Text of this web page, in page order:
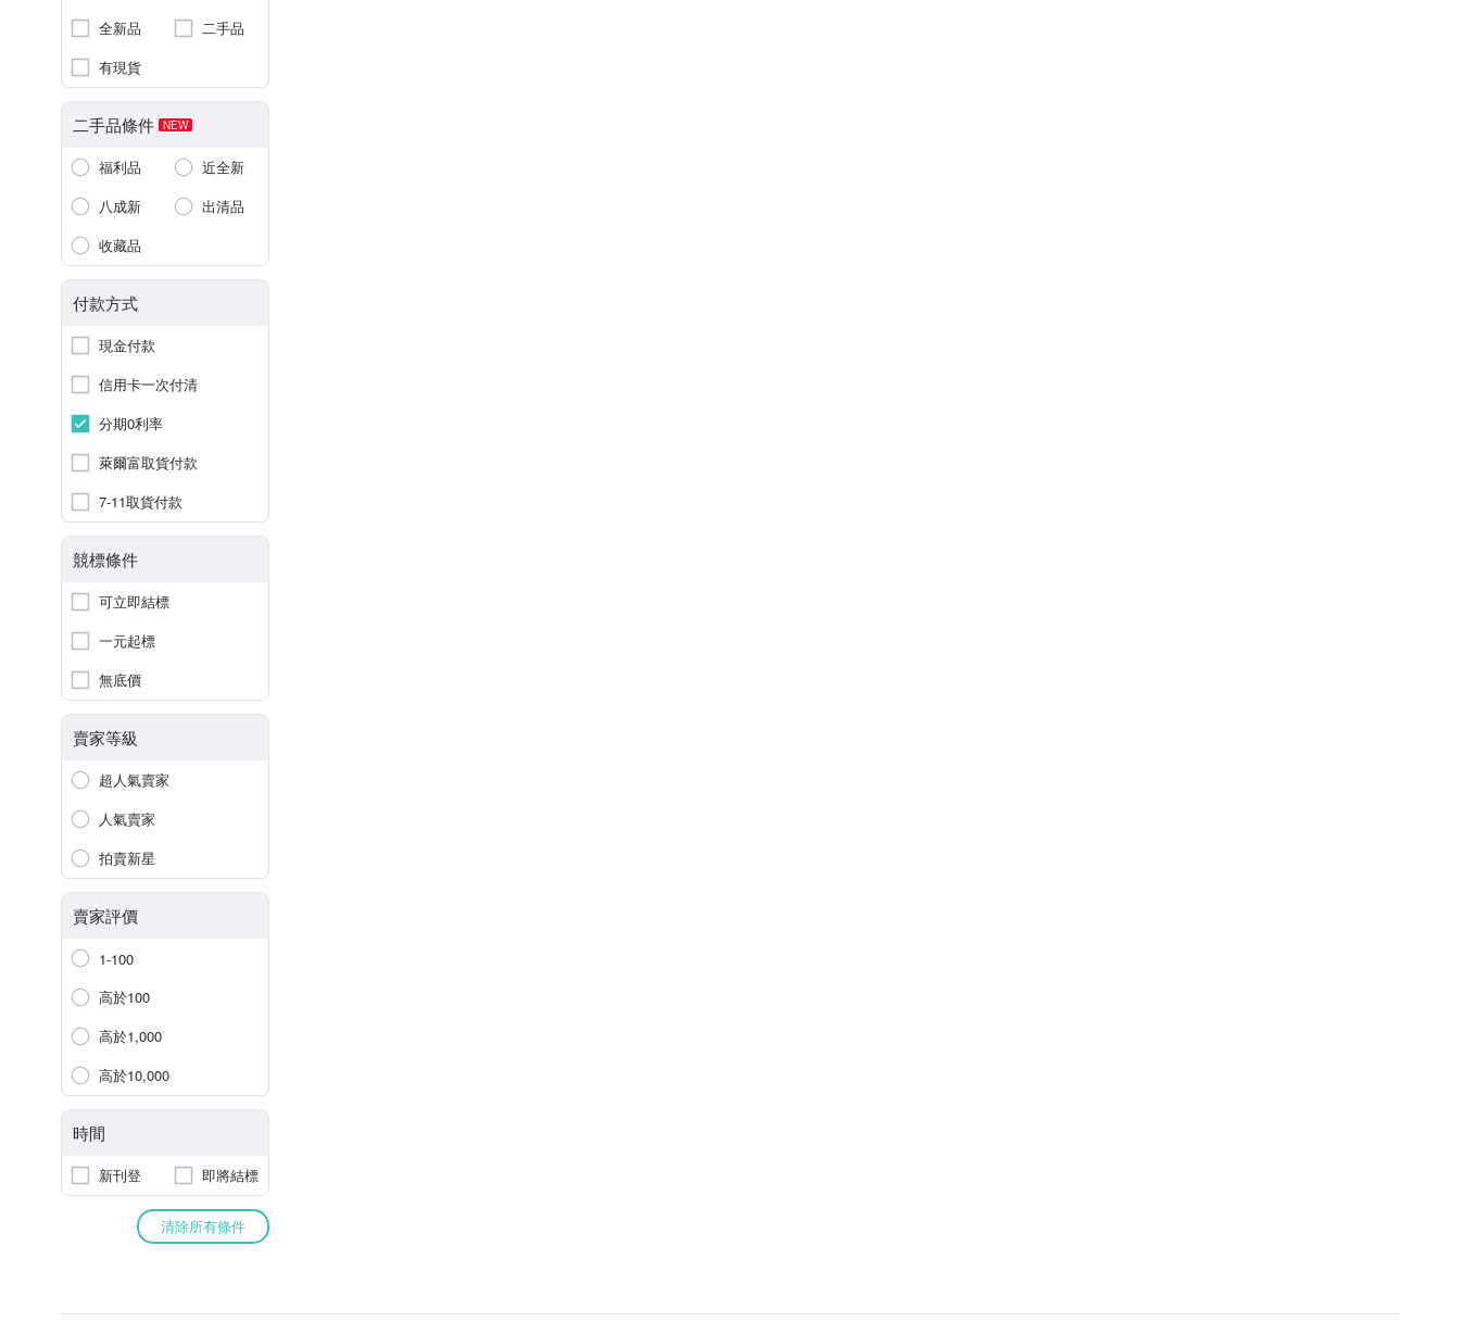
全新品
二手品
有現貨
二手品條件 NEW
福利品
近全新
八成新
出清品
收藏品
付款方式
現金付款
信用卡一次付清
分期0利率
萊爾富取貨付款
7-11取貨付款
競標條件
可立即結標
一元起標
無底價
賣家等級
超人氣賣家
人氣賣家
拍賣新星
賣家評價
1-100
高於100
高於1,000
高於10,000
時間
新刊登 即將結標
清除所有條件